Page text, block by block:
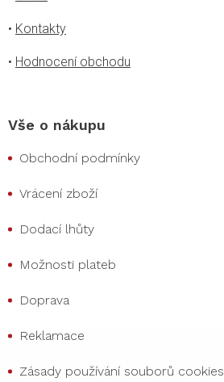
• Kontakty
• Hodnocení obchodu
Vše o nákupu
Obchodní podmínky
Vrácení zboží
Dodací lhůty
Možnosti plateb
Doprava
Reklamace
Zásady používání souborů cookies